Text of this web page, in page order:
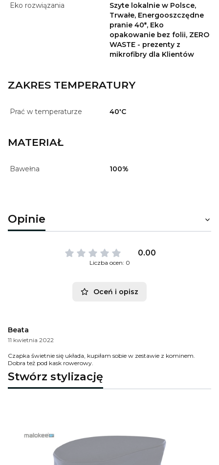
Eko rozwiązania
Szyte lokalnie w Polsce,
Trwałe, Energooszczędne
pranie 40*, Eko
opakowanie bez folii, ZERO
WASTE - prezenty z
mikrofibry dla Klientów
ZAKRES TEMPERATURY
Prać w temperaturze 40'C
MATERIAŁ
Bawełna 100%
Opinie
0.00
Liczba ocen: 0
Oceń i opisz
Beata
11 kwietnia 2022
Czapka świetnie się układa, kupiłam sobie w zestawie z kominem.
Dobra też pod kask rowerowy.
Stwórz stylizację